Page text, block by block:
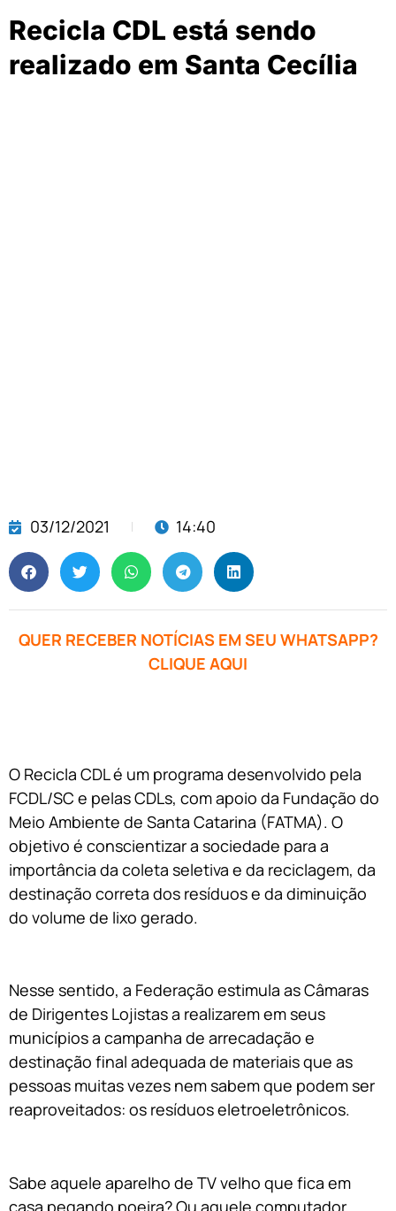
Recicla CDL está sendo
realizado em Santa Cecília
03/12/2021 14:40
QUER RECEBER NOTÍCIAS EM SEU WHATSAPP?
CLIQUE AQUI
O Recicla CDL é um programa desenvolvido pela
FCDL/SC e pelas CDLs, com apoio da Fundação do
Meio Ambiente de Santa Catarina (FATMA). O
objetivo é conscientizar a sociedade para a
importância da coleta seletiva e da reciclagem, da
destinação correta dos resíduos e da diminuição
do volume de lixo gerado.
Nesse sentido, a Federação estimula as Câmaras
de Dirigentes Lojistas a realizarem em seus
municípios a campanha de arrecadação e
destinação final adequada de materiais que as
pessoas muitas vezes nem sabem que podem ser
reaproveitados: os resíduos eletroeletrônicos.
Sabe aquele aparelho de TV velho que fica em
casa pegando poeira? Ou aquele computador